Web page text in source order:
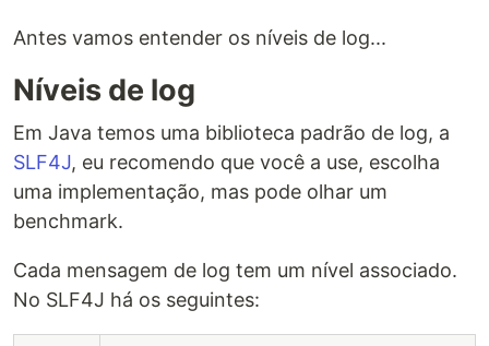
Antes vamos entender os níveis de log...
Níveis de log
Em Java temos uma biblioteca padrão de log, a
SLF4J, eu recomendo que você a use, escolha
uma implementação, mas pode olhar um
benchmark.
Cada mensagem de log tem um nível associado.
No SLF4J há os seguintes: